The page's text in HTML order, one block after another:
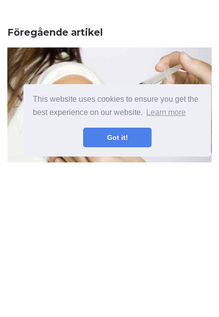
This website uses cookies to ensure you get the
best experience on our website.
Learn more
Got it!
Föregående artikel